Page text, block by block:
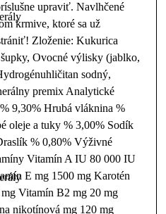
upraviť. Navlhčené
krmive, ktoré sa už
Zloženie: Kukurica
Ovocné výlisky (jablko,
sodný,
premix Analytické
9,30% Hrubá vláknina %
oleje a tuky % 3,00% Sodík
% 0,80% Výživné
Vitamín A IU 80 000 IU
E mg 1500 mg Karotén
Vitamín B2 mg 20 mg
nikotínová mg 120 mg